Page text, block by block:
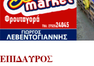
ΕΠΙΔΑΥΡΟΣ